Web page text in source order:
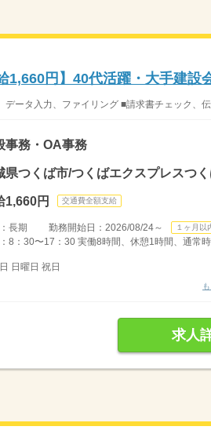
1,660円】40代活躍・大手建設
データ入力、ファイリング ■請求書チェック、
事務・OA事務
県つくば市/つくばエクスプレスつく
1,660円 交通費全額支給
長期 勤務開始日：2026/08/24～ １ヶ月以
8：30〜17：30 実働8時間、休憩1時間、通常
日曜日 祝日
求人